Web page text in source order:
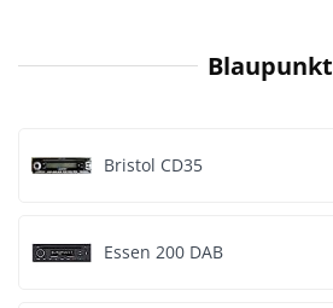
Blaupunkt
Bristol CD35
Essen 200 DAB